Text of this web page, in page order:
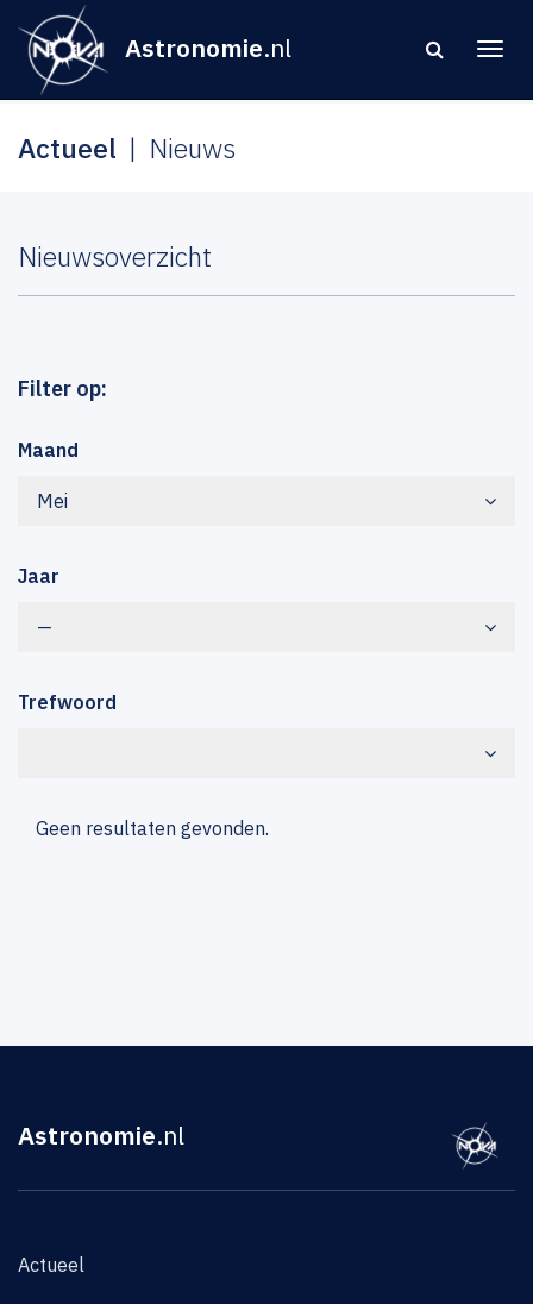
Astronomie.nl
Actueel Nieuws
Nieuwsoverzicht
Filter op:
Maand
Mei
Jaar
—
Trefwoord
Geen resultaten gevonden.
Astronomie.nl
Actueel